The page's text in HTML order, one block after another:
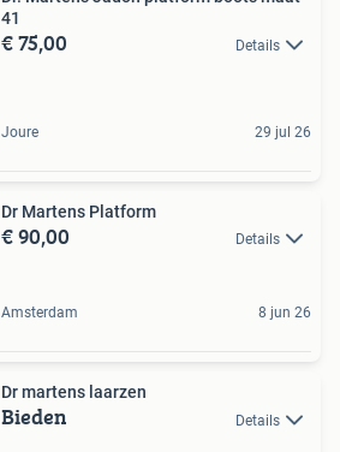
41
€ 75,00 Details
Joure 29 jul 26
Dr Martens Platform
€ 90,00 Details
Amsterdam 8 jun 26
Dr martens laarzen
Bieden Details